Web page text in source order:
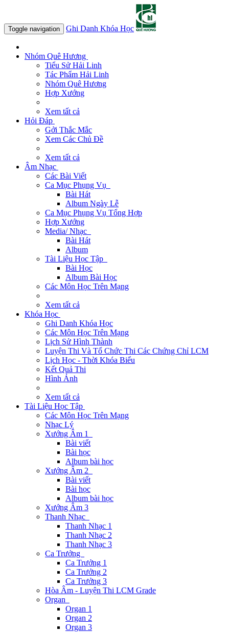
Toggle navigation Ghi Danh Khóa Học
Nhóm Quê Hương
Tiểu Sử Hải Linh
Tác Phẩm Hải Linh
Nhóm Quê Hương
Hợp Xướng
Xem tất cả
Hỏi Đáp
Gởi Thắc Mắc
Xem Các Chủ Đề
Xem tất cả
Âm Nhạc
Các Bài Viết
Ca Mục Phụng Vụ
Bài Hát
Album Ngày Lễ
Ca Mục Phụng Vụ Tổng Hợp
Hợp Xướng
Media/ Nhạc
Bài Hát
Album
Tài Liệu Học Tập
Bài Học
Album Bài Học
Các Môn Học Trên Mạng
Xem tất cả
Khóa Học
Ghi Danh Khóa Học
Các Môn Học Trên Mạng
Lịch Sử Hình Thành
Luyện Thi Và Tổ Chức Thi Các Chứng Chỉ LCM
Lịch Học - Thời Khóa Biểu
Kết Quả Thi
Hình Ảnh
Xem tất cả
Tài Liệu Học Tập
Các Môn Học Trên Mạng
Nhạc Lý
Xướng Âm 1
Bài viết
Bài học
Album bài học
Xướng Âm 2
Bài viết
Bài học
Album bài học
Xướng Âm 3
Thanh Nhạc
Thanh Nhạc 1
Thanh Nhạc 2
Thanh Nhạc 3
Ca Trưởng
Ca Trưởng 1
Ca Trưởng 2
Ca Trưởng 3
Hòa Âm - Luyện Thi LCM Grade
Organ
Organ 1
Organ 2
Organ 3